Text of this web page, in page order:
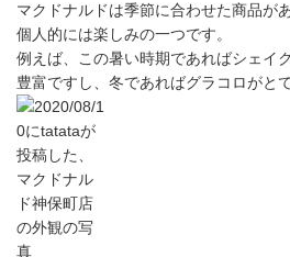
マクドナルドは季節に合わせた商品があ
個人的には楽しみの一つです。
例えば、この暑い時期であればシェイ
豊富ですし、冬であればグラコロがと